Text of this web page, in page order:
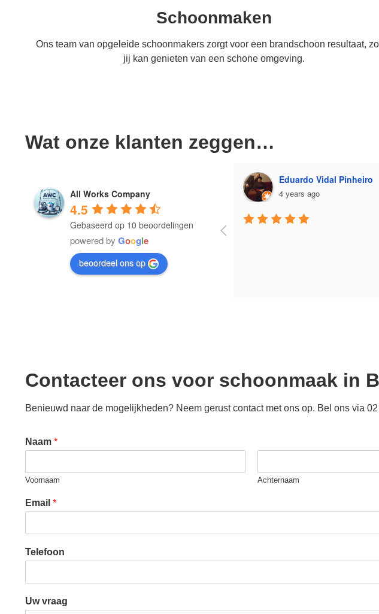
Schoonmaken
Ons team van opgeleide schoonmakers zorgt voor een brandschoon resultaat,
jij kan genieten van een schone omgeving.
Wat onze klanten zeggen…
All Works Company
4.5
Gebaseerd op 10 beoordelingen
powered by Google
beoordeel ons op
4 years ago
Sergiu Toma
5 years ago
Contacteer ons voor schoonmaak in
Benieuwd naar de mogelijkheden? Neem gerust contact met ons op. Bel ons via
Naam *
Voornaam Achternaam
Email *
Telefoon
Uw vraag